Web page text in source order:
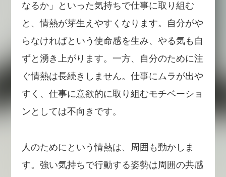
なるか」といった気持ちで仕事に取り組む
と、情熱が芽生えやすくなります。自分がや
らなければという使命感を生み、やる気も自
ずと湧き上がります。一方、自分のために注
ぐ情熱は長続きしません。仕事にムラが出や
すく、仕事に意欲的に取り組むモチベーショ
ンとしては不向きです。
人のためにという情熱は、周囲も動かしま
す。強い気持ちで行動する姿勢は周囲の共感